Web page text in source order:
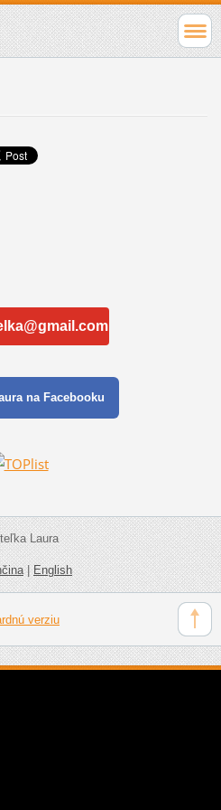
na Facebooku
Laura
|English
verziu